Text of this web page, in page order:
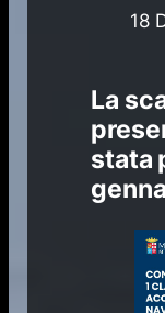
18
La
stata